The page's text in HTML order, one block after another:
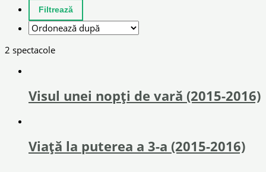
2 spectacole
Visul unei nopți de vară (2015-2016)
Viață la puterea a 3-a (2015-2016)